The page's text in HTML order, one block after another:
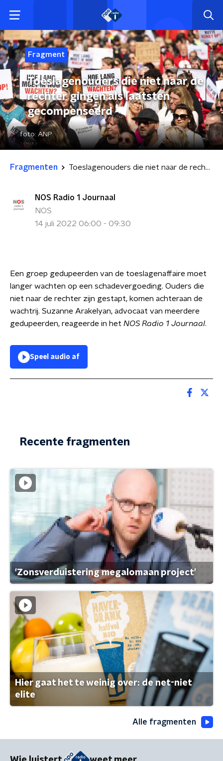
Fragment
Toeslagenouders die niet naar de
rechter gingen als laatsten
gecompenseerd
foto: ANP
Fragmenten Toeslagenouders die niet naar de rechter gingen als laatsten gecompenseerd
NOS Radio 1 Journaal
NOS
14 juli 2022 06:00 - 09:30
Een groep gedupeerden van de toeslagenaffaire moet
langer wachten op een schadevergoeding. Ouders die
niet naar de rechter zijn gestapt, komen achteraan de
wachtrij. Suzanne Arakelyan, advocaat van meerdere
gedupeerden, reageerde in het NOS Radio 1 Journaal.
Speel audio af
Recente fragmenten
'Zonsverduistering megalomaan project'
Hier gaat het te weinig over: de net-niet
elite
Alle fragmenten